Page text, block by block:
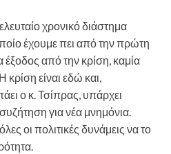
χρονικό διάστημα
έχουμε πει από την πρώτη
έξοδος από την κρίση, καμία
είναι εδώ και,
ο κ. Τσίπρας, υπάρχει
για νέα μνημόνια.
οι πολιτικές δυνάμεις να το